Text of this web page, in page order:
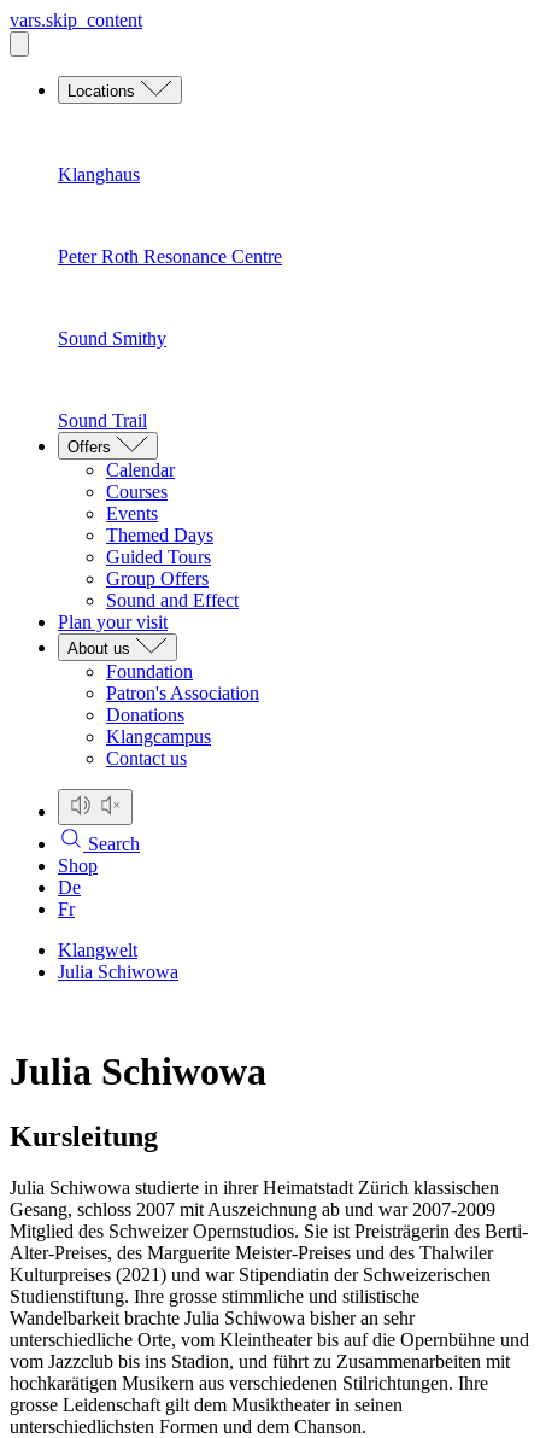
vars.skip_content
Locations
Klanghaus
Peter Roth Resonance Centre
Sound Smithy
Sound Trail
Offers
Calendar
Courses
Events
Themed Days
Guided Tours
Group Offers
Sound and Effect
Plan your visit
About us
Foundation
Patron's Association
Donations
Klangcampus
Contact us
Search
Shop
De
Fr
Klangwelt
Julia Schiwowa
Julia Schiwowa
Kursleitung
Julia Schiwowa studierte in ihrer Heimatstadt Zürich klassischen
Gesang, schloss 2007 mit Auszeichnung ab und war 2007-2009
Mitglied des Schweizer Opernstudios. Sie ist Preisträgerin des Berti-
Alter-Preises, des Marguerite Meister-Preises und des Thalwiler
Kulturpreises (2021) und war Stipendiatin der Schweizerischen
Studienstiftung. Ihre grosse stimmliche und stilistische
Wandelbarkeit brachte Julia Schiwowa bisher an sehr
unterschiedliche Orte, vom Kleintheater bis auf die Opernbühne und
vom Jazzclub bis ins Stadion, und führt zu Zusammenarbeiten mit
hochkarätigen Musikern aus verschiedenen Stilrichtungen. Ihre
grosse Leidenschaft gilt dem Musiktheater in seinen
unterschiedlichsten Formen und dem Chanson.